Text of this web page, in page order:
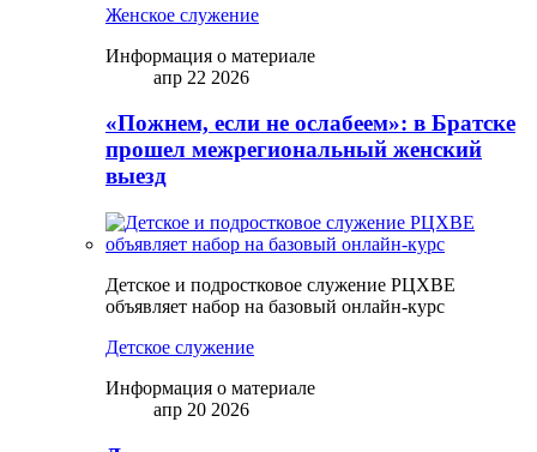
Женское служение
Информация о материале
апр 22 2026
«Пожнем, если не ослабеем»: в Братске
прошел межрегиональный женский
выезд
Детское и подростковое служение РЦХВЕ
объявляет набор на базовый онлайн-курс
Детское служение
Информация о материале
апр 20 2026